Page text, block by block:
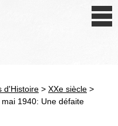
d'Histoire > XXe siècle >
mai 1940: Une défaite